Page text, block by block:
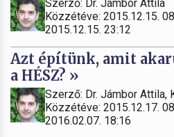
Szerző: Dr. Jámbor Attila
Közzétéve: 2015.12.15.
2015.12.15. 23:12
Azt építünk, amit
a HÉSZ? »
Szerző: Dr. Jámbor Attila,
Közzétéve: 2015.12.17.
2016.02.07. 18:16